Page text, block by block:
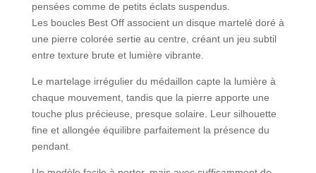
pensées comme de petits éclats suspendus.
Les boucles Best Off associent un disque martelé doré à
une pierre colorée sertie au centre, créant un jeu subtil
entre texture brute et lumière vibrante.
Le martelage irrégulier du médaillon capte la lumière à
chaque mouvement, tandis que la pierre apporte une
touche plus précieuse, presque solaire. Leur silhouette
fine et allongée équilibre parfaitement la présence du
pendant.